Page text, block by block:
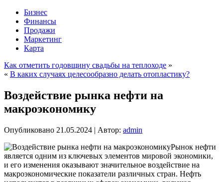
Бизнес
Финансы
Продажи
Маркетинг
Карта
Как отметить годовщину свадьбы на теплоходе »
« В каких случаях целесообразно делать отопластику?
Воздействие рынка нефти на
макроэкономику
Опубликовано 21.05.2024 | Автор: admin
Рынок нефти
является одним из ключевых элементов мировой экономики,
и его изменения оказывают значительное воздействие на
макроэкономические показатели различных стран. Нефть